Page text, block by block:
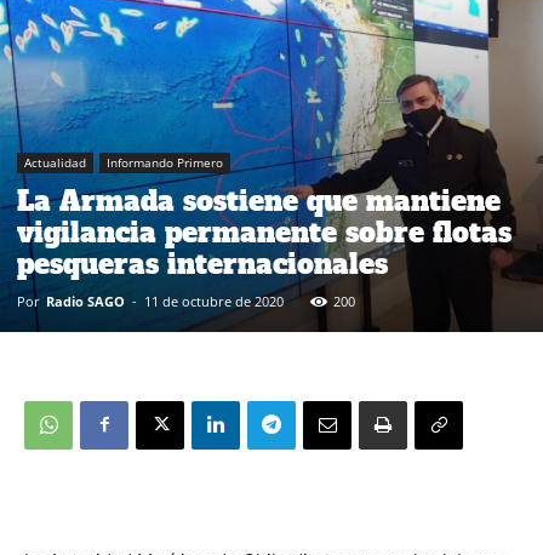
Actualidad Informando Primero
La Armada sostiene que mantiene
vigilancia permanente sobre flotas
pesqueras internacionales
Por Radio SAGO - 11 de octubre de 2020 200